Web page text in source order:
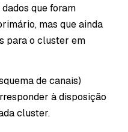
que foram
mas que ainda
para o cluster em
de canais)
à disposição
cluster.